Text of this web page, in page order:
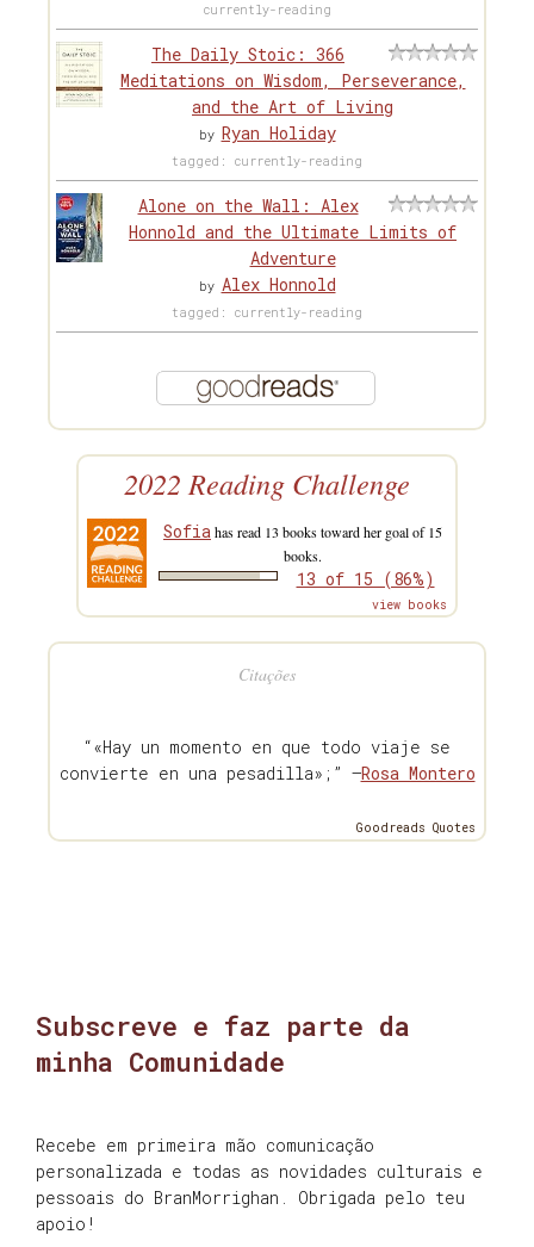
currently-reading
The Daily Stoic: 366
Meditations on Wisdom, Perseverance,
and the Art of Living
by Ryan Holiday
tagged: currently-reading
Alone on the Wall: Alex
Honnold and the Ultimate Limits of
Adventure
by Alex Honnold
tagged: currently-reading
2022 Reading Challenge
Sofiahas read 13 books toward her goal of 15
books.
13 of 15 (86%)
view books
Citações
“«Hay un momento en que todo viaje se
convierte en una pesadilla»;” —Rosa Montero
Goodreads Quotes
Subscreve e faz parte da
minha Comunidade
Recebe em primeira mão comunicação
personalizada e todas as novidades culturais e
pessoais do BranMorrighan. Obrigada pelo teu
apoio!